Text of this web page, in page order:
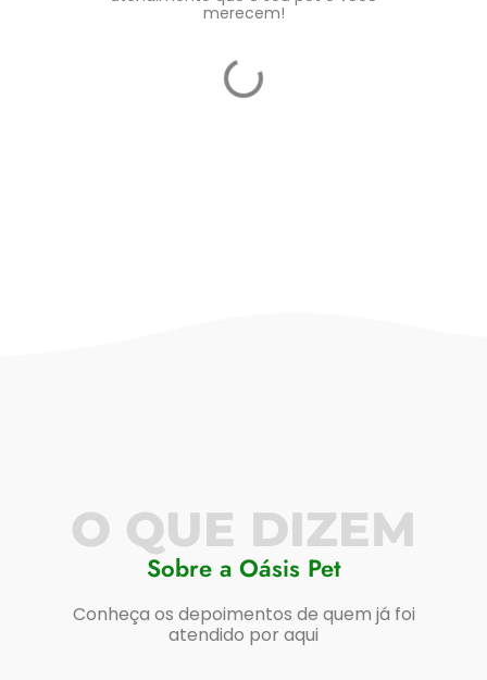
merecem!
O QUE DIZEM
Sobre a Oásis Pet
Conheça os depoimentos de quem já foi
atendido por aqui